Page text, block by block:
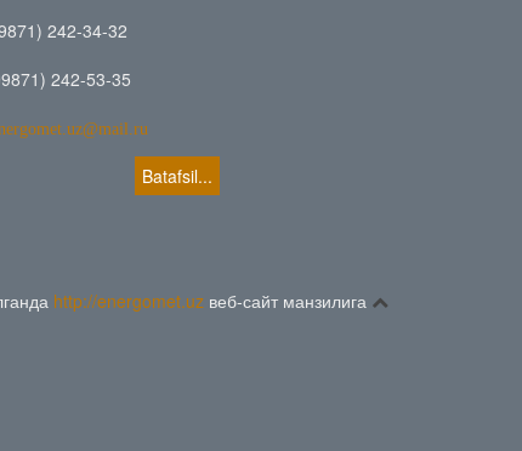
242-34-32
242-53-35
Batafsil...
http://energomet.uzвеб-сайт манзилига